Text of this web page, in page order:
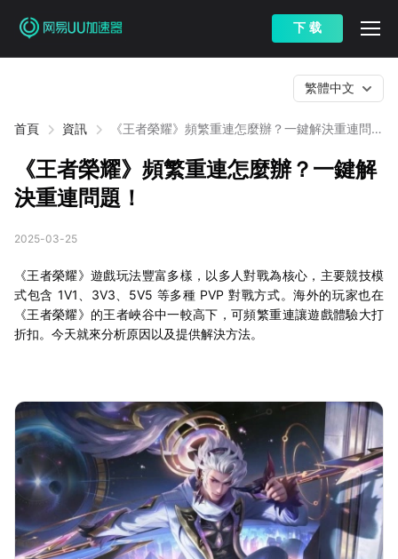
下 载
首頁 資訊
《王者榮耀》頻繁重連怎麼辦？一鍵解決重連問
繁體中文
《王者榮耀》頻繁重連怎麼辦？一鍵解
決重連問題！
2025-03-25
《王者榮耀》遊戲玩法豐富多樣，以多人對戰為核心，主要競技模
式包含 1V1、3V3、5V5 等多種 PVP 對戰方式。海外的玩家也在
《王者榮耀》的王者峽谷中一較高下，可頻繁重連讓遊戲體驗大打
折扣。今天就來分析原因以及提供解決方法。